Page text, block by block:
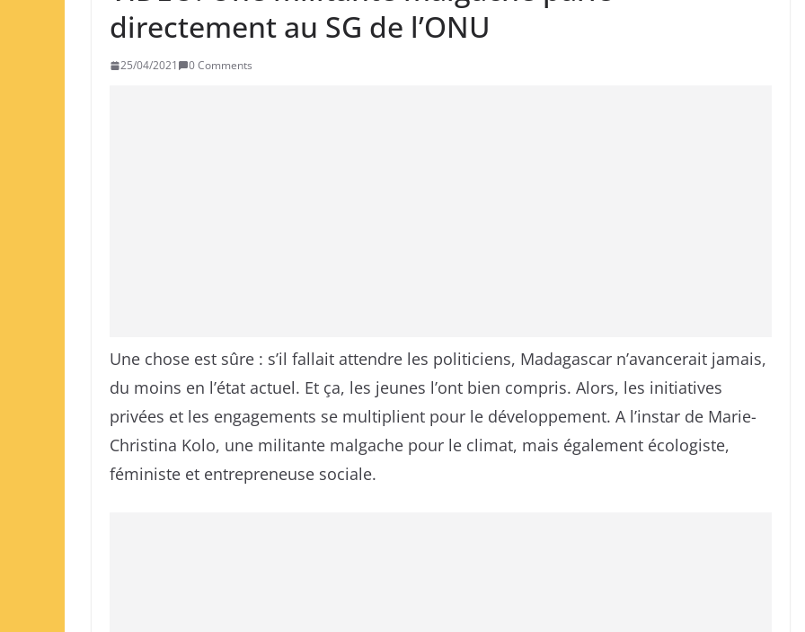
directement au SG de l’ONU
25/04/2021 0 Comments
Une chose est sûre : s’il fallait attendre les politiciens, Madagascar n’avancerait jamais,
du moins en l’état actuel. Et ça, les jeunes l’ont bien compris. Alors, les initiatives
privées et les engagements se multiplient pour le développement. A l’instar de Marie-
Christina Kolo, une militante malgache pour le climat, mais également écologiste,
féministe et entrepreneuse sociale.